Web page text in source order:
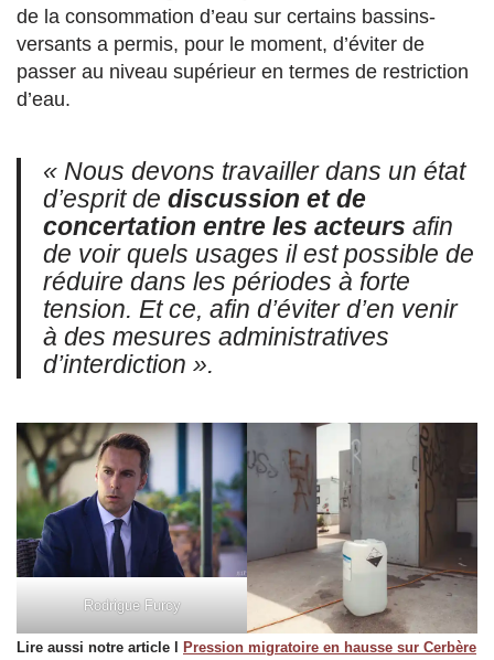
de la consommation d’eau sur certains bassins-
versants a permis, pour le moment, d’éviter de
passer au niveau supérieur en termes de restriction
d’eau.
« Nous devons travailler dans un état
d’esprit de discussion et de
concertation entre les acteurs afin
de voir quels usages il est possible de
réduire dans les périodes à forte
tension. Et ce, afin d’éviter d’en venir
à des mesures administratives
d’interdiction ».
Rodrigue Furcy
Lire aussi notre article l Pression migratoire en hausse sur Cerbère